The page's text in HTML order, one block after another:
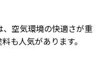
空気環境の快適さが重
も人気があります。